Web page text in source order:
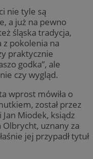
nie tyle są
a już na pewno
śląska tradycja,
pokolenia na
praktycznie
godka”, ale
czy wygląd.
wprost mówiła o
został przez
Miodek, ksiądz
uznany za
jej przypadł tytuł